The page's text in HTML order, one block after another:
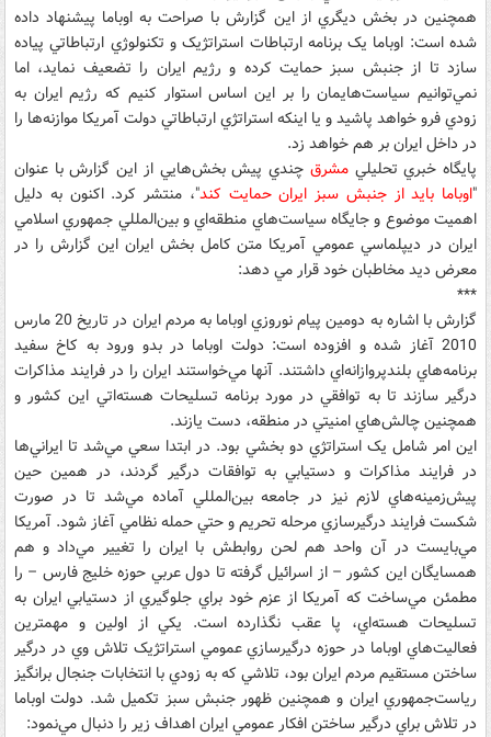
همچنين در بخش ديگري از اين گزارش با صراحت به اوباما پيشنهاد داده
شده است: اوباما يک برنامه ارتباطات استراتژيک و تکنولوژي ارتباطاتي پياده
سازد تا از جنبش سبز حمايت کرده و رژيم ايران را تضعيف نمايد، اما
نمي‌توانيم سياست‌هايمان را بر اين اساس استوار کنيم که رژيم ايران به
زودي فرو خواهد پاشيد و يا اينکه استراتژي ارتباطاتي دولت آمريکا موازنه‌ها را
در داخل ايران بر هم خواهد زد.
پايگاه خبري تحليليمشرق چندي پيش بخش‌هايي از اين گزارش با عنوان
"اوباما بايد از جنبش سبز ايران حمايت کند"، منتشر کرد. اکنون به دليل
اهميت موضوع و جايگاه سياست‌هاي منطقه‌اي و بين‌المللي جمهوري اسلامي
ايران در ديپلماسي عمومي آمريکا متن کامل بخش ايران اين گزارش را در
معرض ديد مخاطبان خود قرار مي دهد:
***
گزارش با اشاره به دومين پيام نوروزي اوباما به مردم ايران در تاريخ ‌20 مارس
2010 آغاز شده و افزوده است: دولت اوباما در بدو ورود به کاخ سفيد
برنامه‌هاي بلندپروازانه‌اي داشتند. آنها مي‌خواستند ايران را در فرايند مذاکرات
درگير سازند تا به توافقي در مورد برنامه تسليحات هسته‌اتي اين کشور و
همچنين چالش‌هاي امنيتي در منطقه، دست يازند.
اين امر شامل يک استراتژي دو بخشي بود. در ابتدا سعي مي‌شد تا ايراني‌ها
در فرايند مذاکرات و دستيابي به توافقات درگير گردند، در همين حين
پيش‌زمينه‌هاي لازم نيز در جامعه بين‌المللي آماده مي‌شد تا در صورت
شکست فرايند درگيرسازي مرحله تحريم و حتي حمله نظامي آغاز شود. آمريکا
مي‌بايست در آن واحد هم لحن روابطش با ايران را تغيير مي‌داد و هم
همسايگان اين کشور – از اسرائيل گرفته تا دول عربي حوزه خليج فارس – را
مطمئن مي‌ساخت که آمريکا از عزم خود براي جلوگيري از دستيابي ايران به
تسليحات هسته‌اي، پا عقب نگذارده است. يکي از اولين و مهمترين
فعاليت‌هاي اوباما در حوزه درگيرسازي عمومي استراتژيک تلاش وي در درگير
ساختن مستقيم مردم ايران بود، تلاشي که به زودي با انتخابات جنجال‌ برانگيز
رياست‌جمهوري ايران و همچنين ظهور جنبش سبز تکميل شد. دولت اوباما
در تلاش براي درگير ساختن افکار عمومي ايران اهداف زير را دنبال مي‌نمود: